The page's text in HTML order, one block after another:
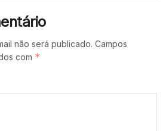
não será publicado. Campos
com *